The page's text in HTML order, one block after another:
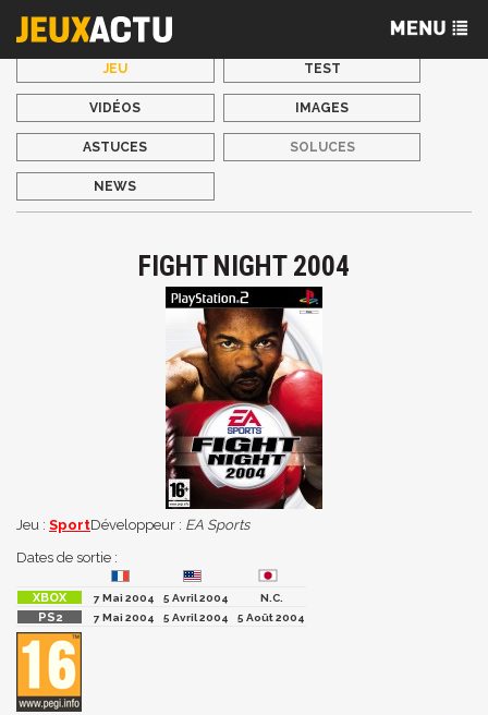
JEU TEST
VIDÉOS IMAGES
ASTUCES SOLUCES
NEWS
FIGHT NIGHT 2004
Jeu : SportDéveloppeur : EA Sports
Dates de sortie :
7 Mai 2004 5 Avril 2004
N.C.
7 Mai 2004
5 Avril 2004 5 Août 2004